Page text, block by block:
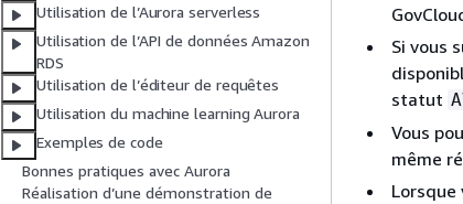
Utilisation de l’Aurora serverless
Utilisation de l’API de données Amazon
RDS
Utilisation de l’éditeur de requêtes
Utilisation du machine learning Aurora
Exemples de code
Bonnes pratiques avec Aurora
Réalisation d’une démonstration de
Si vous
statut
Vous
même
Lorsque